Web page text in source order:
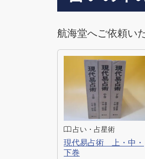
航海堂へご依頼い
占い・占星術
現代易占術 上・中・
下巻